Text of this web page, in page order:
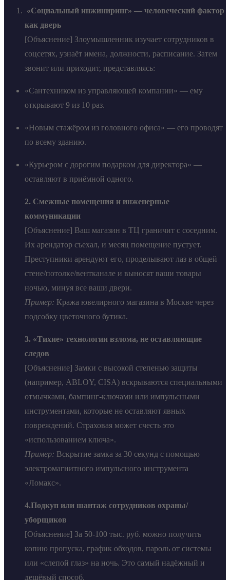
«Социальный инжиниринг» — человеческий фактор
как дверь
[Объяснение] Злоумышленник изучает сотрудников в
соцсетях, узнаёт имена, должности, расписание. Затем
звонит или приходит, представляясь:
«Сантехником из управляющей компании» — ему
открывают 9 из 10 раз.
«Новым стажёром из головного офиса» — его проводят
по всему зданию.
«Курьером с дорогим подарком для директора» —
оставляют в приёмной одного.
2. Смежные помещения и инженерные
коммуникации
[Объяснение] Ваш магазин в ТЦ граничит с соседним.
Их арендатор съехал, и месяц помещение пустует.
Преступники арендуют его, проделывают лаз в общей
стене/потолке/вентканале и выносят ваши товары
ночью, минуя все ваши двери.
Пример: Кража ювелирного магазина в Москве через
подсобку цветочного бутика.
3. «Тихие» технологии взлома, не оставляющие
следов
[Объяснение] Замки с высокой степенью защиты
(например, ABLOY, CISA) вскрываются специальными
отмычками, бампинг-ключами или импульсными
инструментами, которые не оставляют явных
повреждений. Страховая может счесть это
«использованием ключа».
Пример: Вскрытие замка за 30 секунд с помощью
электромагнитного импульсного инструмента
«Ломакс».
4.Подкуп или шантаж сотрудников охраны/
уборщиков
[Объяснение] За 50-100 тыс. руб. можно получить
копию пропуска, график обходов, пароль от системы
или «слепой глаз» на ночь. Это самый надёжный и
дешёвый способ.